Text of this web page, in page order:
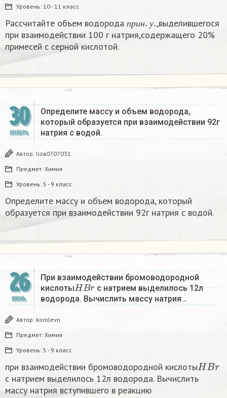
Уровень: 10 - 11 класс
Рассчитайте объем водорода п р и н у
,выделившегося
при взаимодействии 100 г натрия,содержащего 20%
примесей с серной кислотой.
30
НОЯБРЬ
Определите массу и объем водорода,
который образуется при взаимодействии 92г
натрия с водой.
Автор: liza0707031
Предмет: Химия
Уровень: 5 - 9 класс
Определите массу и объем водорода, который
образуется при взаимодействии 92г натрия с водой.
26
ИЮНЬ
При взаимодействии бромоводородной
кислоты
HBr
с натрием выделилось 12л
водорода. Вычислить массу натрия…
Автор: korolevn
Предмет: Химия
Уровень: 5 - 9 класс
при взаимодействии бромоводородной кислоты
HBr
с натрием выделилось 12л водорода. Вычислить
массу натрия вступившего в реакцию